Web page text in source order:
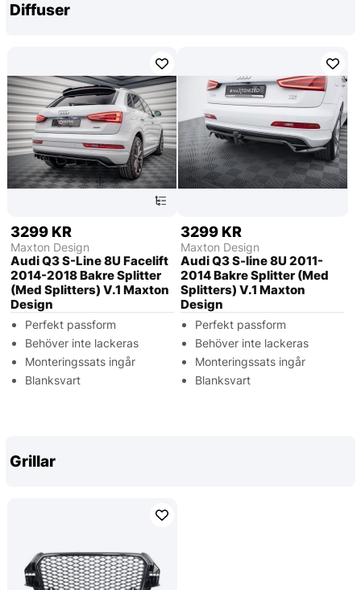
Diffuser
3299 KR
Maxton Design
Audi Q3 S-Line 8U Facelift
2014-2018 Bakre Splitter
(Med Splitters) V.1 Maxton
Design
Perfekt passform
Behöver inte lackeras
Monteringssats ingår
Blanksvart
3299 KR
Maxton Design
Audi Q3 S-line 8U 2011-
2014 Bakre Splitter (Med
Splitters) V.1 Maxton
Design
Perfekt passform
Behöver inte lackeras
Monteringssats ingår
Blanksvart
Grillar